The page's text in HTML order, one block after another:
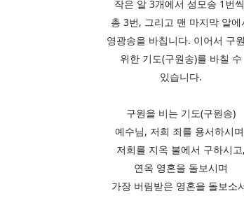
작은 알 3개에서 성모송 1번
총 3번, 그리고 맨 마지막 알에
영광송을 바칩니다. 이어서 구
위한 기도(구원송)를 바칠 수
있습니다.
구원을 비는 기도(구원송)
예수님, 저희 죄를 용서하시
저희를 지옥 불에서 구하시고,
연옥 영혼을 돌보시며
가장 버림받은 영혼을 돌보소